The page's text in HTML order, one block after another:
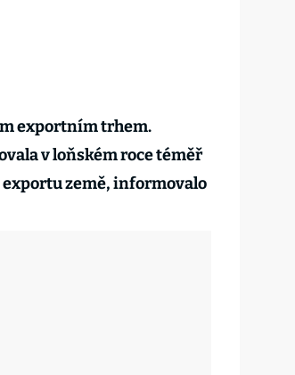
exportním trhem.
v loňském roce téměř
země, informovalo